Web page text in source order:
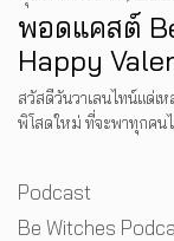
พอดแคสต์
Happy
สวัสดีวันวาเลนไทน์แด่
พิโสดใหม่ ที่จะพาทุกคน
Categories
Podcast
Tags
Be Witches